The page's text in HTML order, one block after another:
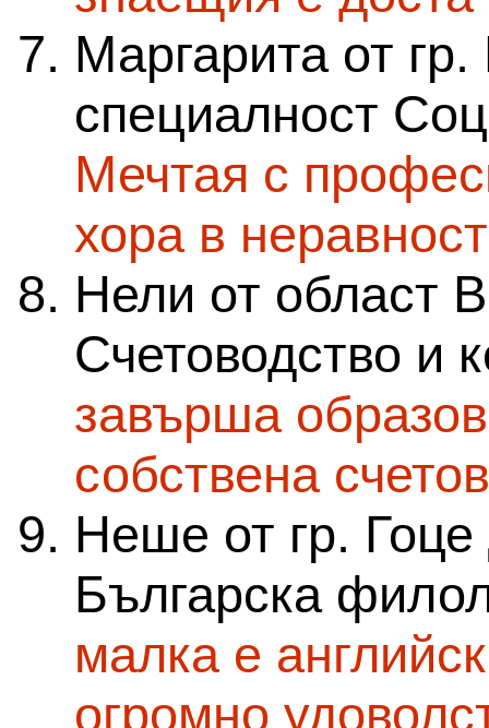
Маргарита от гр.
специалност
Мечтая с
хора в
Нели от област
Счетоводство и
завърша
собствена
Неше от гр.
Българска
малка е
огромно